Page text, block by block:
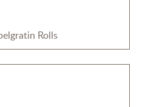
Rolls